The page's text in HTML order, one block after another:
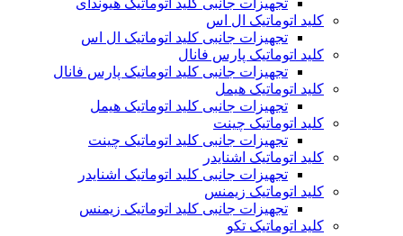
کلید اتوماتیک ال اس
تجهیزات جانبی کلید اتوماتیک ال اس
کلید اتوماتیک پارس فانال
تجهیزات جانبی کلید اتوماتیک پارس فانال
کلید اتوماتیک هیمل
تجهیزات جانبی کلید اتوماتیک هیمل
کلید اتوماتیک چینت
تجهیزات جانبی کلید اتوماتیک چینت
کلید اتوماتیک اشنایدر
تجهیزات جانبی کلید اتوماتیک اشنایدر
کلید اتوماتیک زیمنس
تجهیزات جانبی کلید اتوماتیک زیمنس
کلید اتوماتیک تکو